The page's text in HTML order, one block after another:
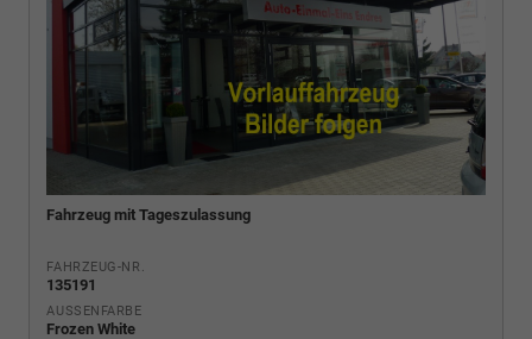
Fahrzeug mit Tageszulassung
FAHRZEUG-NR.
135191
AUSSENFARBE
Frozen White